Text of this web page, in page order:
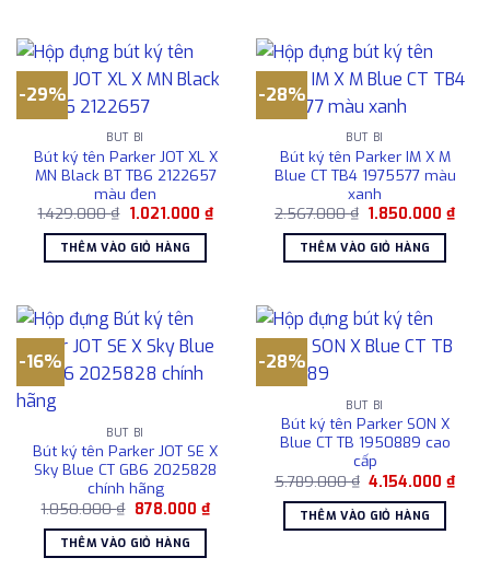
-29%
BÚT BI
Bút ký tên Parker JOT XL X
MN Black BT TB6 2122657
màu đen
1.429.000₫ Giá
là:
1.429.000 ₫.
1.021.000 ₫Giá
THÊM VÀO GIỎ HÀNG
-28%
BÚT BI
Bút ký tên Parker IM X M
Blue CT TB4 1975577 màu
xanh
2.567.000₫ Giá
là:
2.567.000 ₫.
1.850.000₫Giá
THÊM VÀO GIỎ HÀNG
-16%
BÚT BI
Bút ký tên Parker JOT SE X
Sky Blue CT GB6 2025828
chính hãng
1.050.000₫ Giá
là:
1.050.000 ₫.
878.000 ₫Giá
hiện
THÊM VÀO GIỎ HÀNG
-28%
BÚT BI
Bút ký tên Parker SON X
Blue CT TB 1950889 cao
cấp
5.789.000₫ Giá
là:
5.789.000 ₫.
4.154.000₫Giá
hiện
THÊM VÀO GIỎ HÀNG